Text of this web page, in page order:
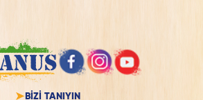
BİZİ TANIYIN